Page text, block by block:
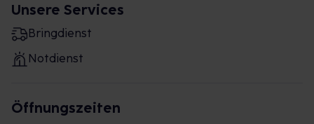
Unsere Services
Bringdienst
Notdienst
Öffnungszeiten